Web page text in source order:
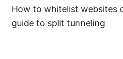
How to whitelist websites
guide to split tunneling